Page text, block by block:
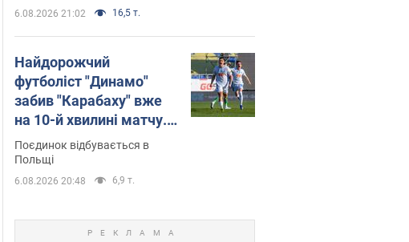
6.08.2026 21:02 16,5 т.
Найдорожчий
футболіст "Динамо"
забив "Карабаху" вже
на 10-й хвилині матчу.
Відео
Поєдинок відбувається в
Польщі
6.08.2026 20:48 6,9 т.